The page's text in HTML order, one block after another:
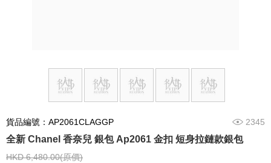
貨品編號：AP2061CLAGGP 2345
全新 Chanel 香奈兒 銀包 Ap2061 金扣 短身拉鏈款銀包
HKD 6,480.00(原價)